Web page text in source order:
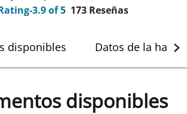
173 Reseñas
disponibles Datos de la
disponibles